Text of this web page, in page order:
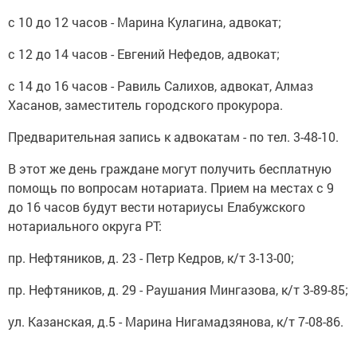
с 10 до 12 часов - Марина Кулагина, адвокат;
с 12 до 14 часов - Евгений Нефедов, адвокат;
с 14 до 16 часов - Равиль Салихов, адвокат, Алмаз
Хасанов, заместитель городского прокурора.
Предварительная запись к адвокатам - по тел. 3-48-10.
В этот же день граждане могут получить бесплатную
помощь по вопросам нотариата. Прием на местах с 9
до 16 часов будут вести нотариусы Елабужского
нотариального округа РТ:
пр. Нефтяников, д. 23 - Петр Кедров, к/т 3-13-00;
пр. Нефтяников, д. 29 - Раушания Мингазова, к/т 3-89-85;
ул. Казанская, д.5 - Марина Нигамадзянова, к/т 7-08-86.